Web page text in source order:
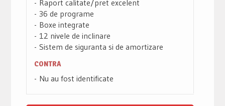
Raport calitate/pret excelent
36 de programe
Boxe integrate
12 nivele de inclinare
Sistem de siguranta si de amortizare
CONTRA
Nu au fost identificate